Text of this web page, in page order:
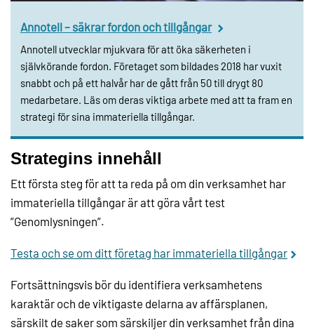
Annotell – säkrar fordon och tillgångar
Annotell utvecklar mjukvara för att öka säkerheten i
självkörande fordon. Företaget som bildades 2018 har vuxit
snabbt och på ett halvår har de gått från 50 till drygt 80
medarbetare. Läs om deras viktiga arbete med att ta fram en
strategi för sina immateriella tillgångar.
Strategins innehåll
Ett första steg för att ta reda på om din verksamhet har
immateriella tillgångar är att göra vårt test
”Genomlysningen”.
Testa och se om ditt företag har immateriella tillgångar
Fortsättningsvis bör du identifiera verksamhetens
karaktär och de viktigaste delarna av affärsplanen,
särskilt de saker som särskiljer din verksamhet från dina